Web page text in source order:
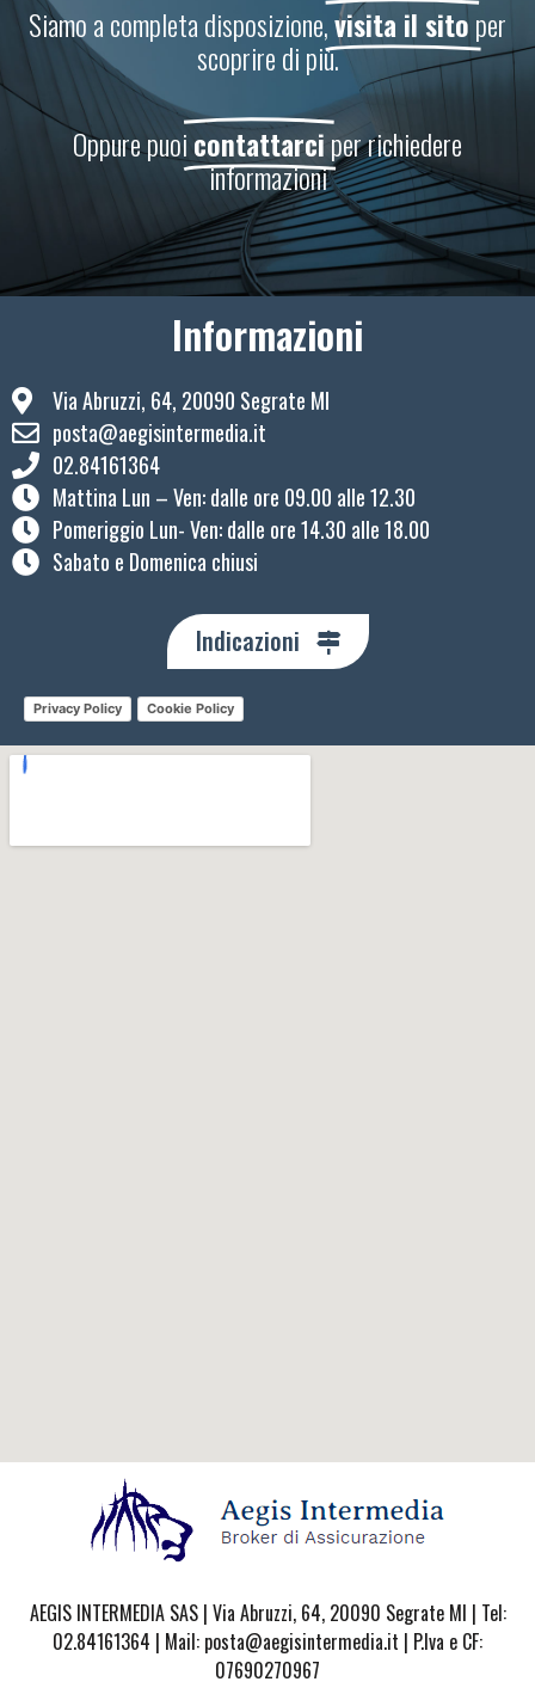
Siamo a completa disposizione,visita il sitoper
scoprire di più.
Oppure puoicontattarciper richiedere
informazioni
Informazioni
Via Abruzzi, 64, 20090 Segrate MI
posta@aegisintermedia.it
02.84161364
Mattina Lun – Ven: ​dalle ore 09.00 alle 12.30
Pomeriggio Lun- Ven: dalle ore 14.30 alle 18.00
Sabato e Domenica chiusi
Indicazioni
Privacy Policy Cookie Policy
AEGIS INTERMEDIA SAS | Via Abruzzi, 64, 20090 Segrate MI | Tel:
02.84161364 | Mail: posta@aegisintermedia.it | P.Iva e CF:
07690270967